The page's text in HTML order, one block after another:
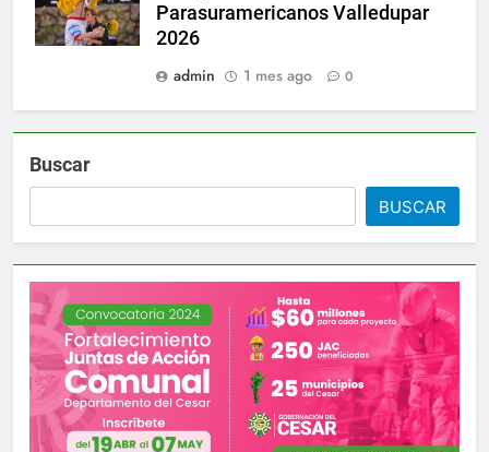
Parasuramericanos Valledupar
2026
admin
1 mes ago 0
Buscar
BUSCAR